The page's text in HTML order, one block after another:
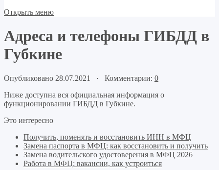
Открыть меню
Адреса и телефоны ГИБДД в
Губкине
Опубликовано 28.07.2021 · Комментарии: 0
Ниже доступна вся официальная информация о
функционировании ГИБДД в Губкине.
Это интересно
Получить, поменять и восстановить ИНН в МФЦ
Замена паспорта в МФЦ: как восстановить и получить
Замена водительского удостоверения в МФЦ 2026
Работа в МФЦ: вакансии, как устроиться